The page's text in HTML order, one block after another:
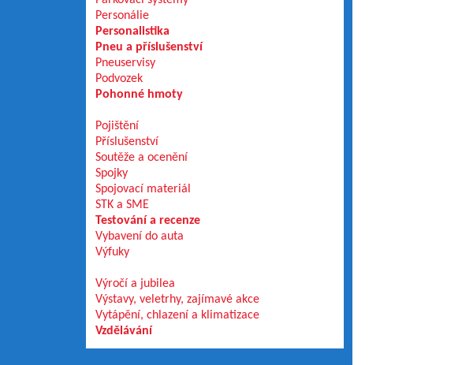
Personálie
Personalistika
Pneu a příslušenství
Pneuservisy
Podvozek
Pohonné hmoty
Pojištění
Příslušenství
Soutěže a ocenění
Spojky
Spojovací materiál
STK a SME
Testování a recenze
Vybavení do auta
Výfuky
Výročí a jubilea
Výstavy, veletrhy, zajímavé akce
Vytápění, chlazení a klimatizace
Vzdělávání